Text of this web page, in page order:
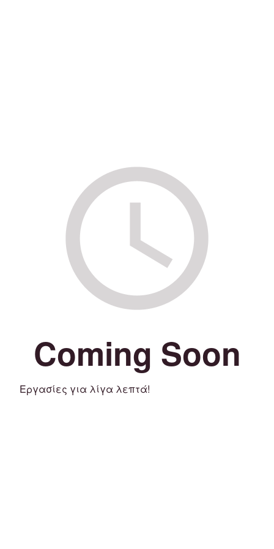
Coming Soon
Εργασίες για λίγα λεπτά!